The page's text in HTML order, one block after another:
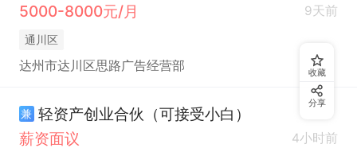
5000-8000元/月
9天前
通川区
达州市达川区思路广告经营部
兼 轻资产创业合伙（可接受小白）
薪资面议
4小时前
收藏
分享